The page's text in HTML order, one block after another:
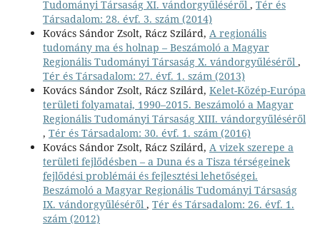
Tudományi Társaság XI. vándorgyűléséről , Tér és
Társadalom: 28. évf. 3. szám (2014)
Kovács Sándor Zsolt, Rácz Szilárd, A regionális
tudomány ma és holnap – Beszámoló a Magyar
Regionális Tudományi Társaság X. vándorgyűléséről ,
Tér és Társadalom: 27. évf. 1. szám (2013)
Kovács Sándor Zsolt, Rácz Szilárd, Kelet-Közép-Európa
területi folyamatai, 1990–2015. Beszámoló a Magyar
Regionális Tudományi Társaság XIII. vándorgyűléséről
, Tér és Társadalom: 30. évf. 1. szám (2016)
Kovács Sándor Zsolt, Rácz Szilárd, A vizek szerepe a
területi fejlődésben – a Duna és a Tisza térségeinek
fejlődési problémái és fejlesztési lehetőségei.
Beszámoló a Magyar Regionális Tudományi Társaság
IX. vándorgyűléséről , Tér és Társadalom: 26. évf. 1.
szám (2012)